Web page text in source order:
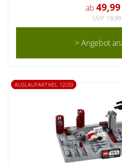
ab
UVP
> Angebot
AUSLAUFARTIKEL 12/20